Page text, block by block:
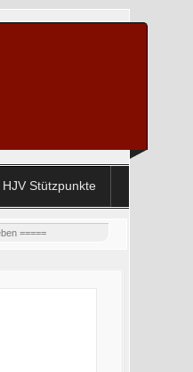
HJV Stützpunkte